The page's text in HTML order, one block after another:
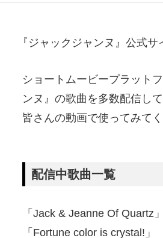
『 ジャックジャンヌ 』公式サ
ショートムービープラット
ンヌ』の歌曲を多数配信して
皆さんの動画で使ってみてく
配信中歌曲一覧
「Jack & Jeanne Of Quartz」
「Fortune color is crystal!」